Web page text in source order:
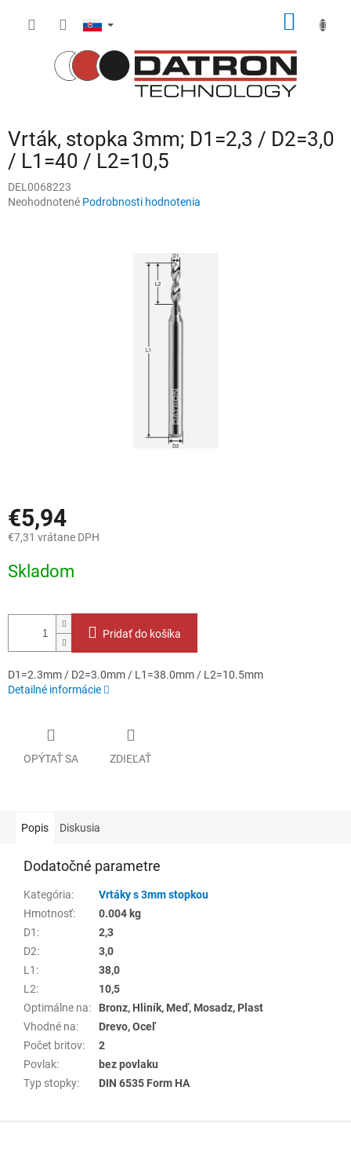
Vrták, stopka 3mm; D1=2,3 / D2=3,0
/ L1=40 / L2=10,5
DEL0068223
Priemerné
Neohodnotené Podrobnosti hodnotenia
€5,94
€7,31 vrátane DPH
cena:
Skladom
Pridať do košíka
D1=2.3mm / D2=3.0mm / L1=38.0mm / L2=10.5mm
Detailné informácie
OPÝTAŤ SA ZDIEĽAŤ
Popis Diskusia
Dodatočné parametre
Kategória:
Vrtáky s 3mm stopkou
Hmotnosť:
0.004 kg
D1 :
2,3
D2:
3,0
L1 :
38,0
L2:
10,5
Optimálne na:
Bronz, Hliník, Meď, Mosadz, Plast
Vhodné na:
Drevo, Oceľ
Počet britov:
2
Povlak:
bez povlaku
Typ stopky: DIN 6535 Form HA